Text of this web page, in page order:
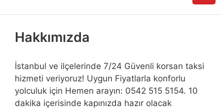
Hakkımızda
İstanbul ve ilçelerinde 7/24 Güvenli korsan taksi
hizmeti veriyoruz! Uygun Fiyatlarla konforlu
yolculuk için Hemen arayın: 0542 515 5154. 10
dakika içerisinde kapınızda hazır olacak